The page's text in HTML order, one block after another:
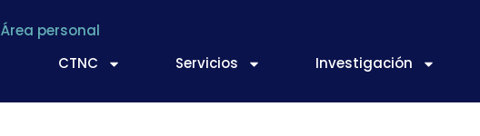
Área personal
CTNC
Servicios Investigación